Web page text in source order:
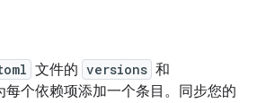
文件的 versions 和
每个依赖项添加一个条目。同步您的